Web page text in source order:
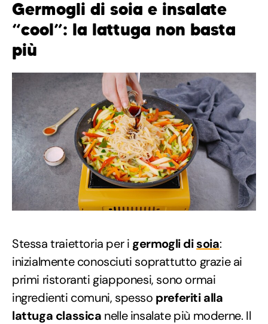
Germogli di soia e insalate
“cool”: la lattuga non basta
più
Stessa traiettoria per i germogli disoia:
inizialmente conosciuti soprattutto grazie ai
primi ristoranti giapponesi, sono ormai
ingredienti comuni, spesso preferiti alla
lattuga classica nelle insalate più moderne. Il